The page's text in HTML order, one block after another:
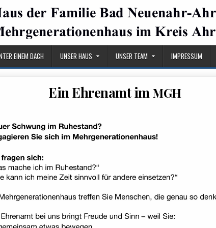
EINEM DACH UNSER HAUS UNSER TEAM IMPRESSUM
Ein Ehrenamt imMGH